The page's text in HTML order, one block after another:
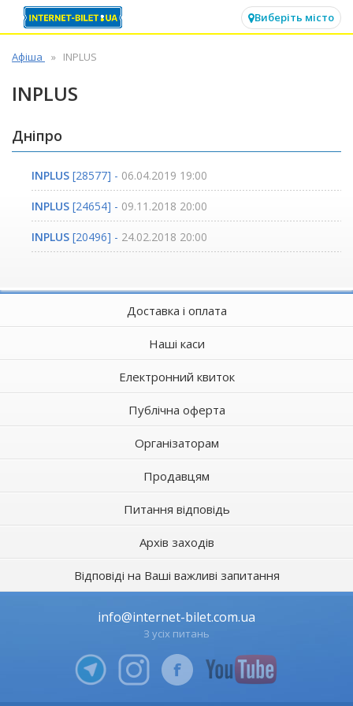
Виберіть місто
Афіша INPLUS
INPLUS
Дніпро
INPLUS [28577] - 06.04.2019 19:00
INPLUS [24654] - 09.11.2018 20:00
INPLUS [20496] - 24.02.2018 20:00
Доставка і оплата
Наші каси
Електронний квиток
Публічна оферта
Організаторам
Продавцям
Питання відповідь
Архів заходів
Відповіді на Ваші важливі запитання
info@internet-bilet.com.ua
З усіх питань